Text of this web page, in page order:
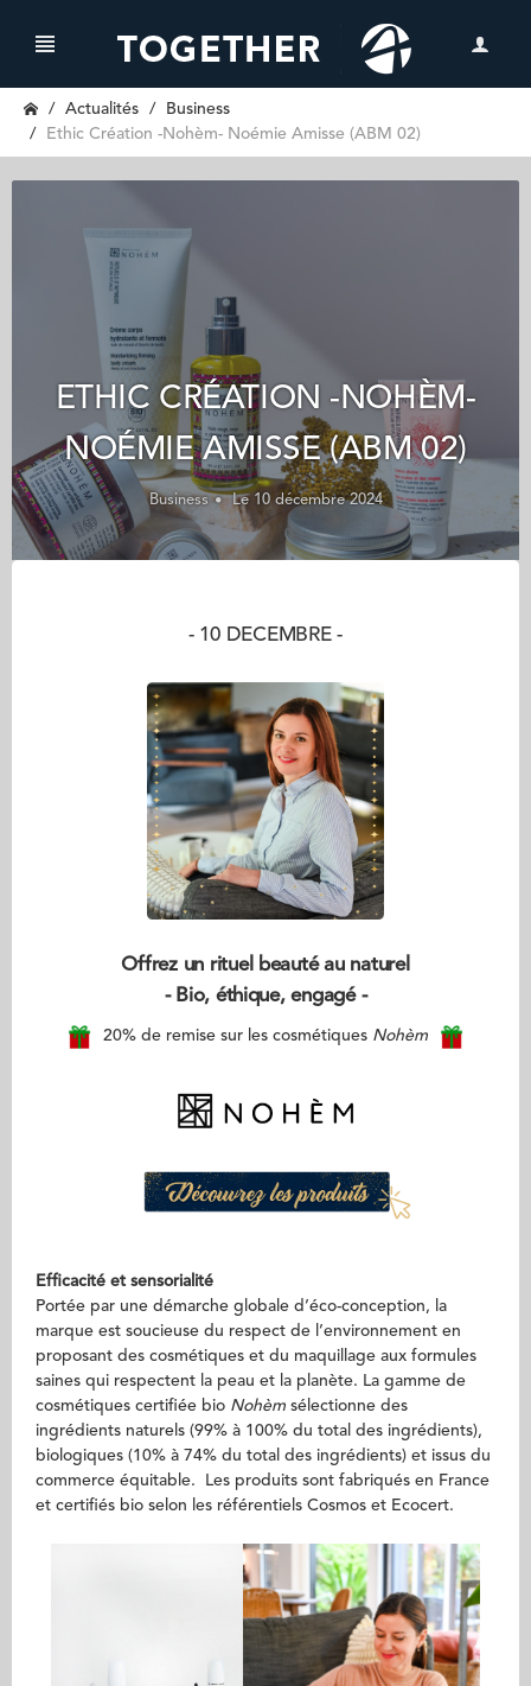
Actualités
Business
Ethic Création -Nohèm- Noémie Amisse (ABM 02)
ETHIC CRÉATION -NOHÈM-
NOÉMIE AMISSE (ABM 02)
Business Le 10 décembre 2024
- 10 DECEMBRE -
Offrez un rituel beauté au naturel
- Bio, éthique, engagé -
20% de remise sur les cosmétiques Nohèm
Efficacité et sensorialité
Portée par une démarche globale d’éco-conception, la
marque est soucieuse du respect de l’environnement en
proposant des cosmétiques et du maquillage aux formules
saines qui respectent la peau et la planète. La gamme de
cosmétiques certifiée bio Nohèm sélectionne des
ingrédients naturels (99% à 100% du total des ingrédients),
biologiques (10% à 74% du total des ingrédients) et issus du
commerce équitable. Les produits sont fabriqués en France
et certifiés bio selon les référentiels Cosmos et Ecocert.